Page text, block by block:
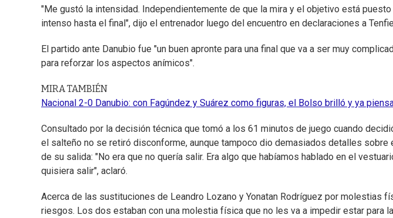
"Me gustó la intensidad. Independientemente de que la mira y el objetivo está
intenso hasta el final", dijo el entrenador luego del encuentro en declaraciones a
El partido ante Danubio fue "un buen apronte para una final que va a ser muy
para reforzar los aspectos anímicos".
MIRA TAMBIÉN
Nacional 2-0 Danubio: con Fagúndez y Suárez como figuras, el Bolso brilló y ya
Consultado por la decisión técnica que tomó a los 61 minutos de juego cuando
el salteño no se retiró disconforme, aunque tampoco dio demasiados detalles sobre
de su salida: "No era que no quería salir. Era algo que habíamos hablado en el
quisiera salir", aclaró.
Acerca de las sustituciones de Leandro Lozano y Yonatan Rodríguez por molestias
riesgos. Los dos estaban con una molestia física que no les va a impedir estar para